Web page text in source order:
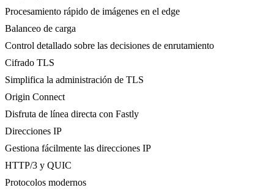
Procesamiento rápido de imágenes en el edge
Balanceo de carga
Control detallado sobre las decisiones de enrutamiento
Cifrado TLS
Simplifica la administración de TLS
Origin Connect
Disfruta de línea directa con Fastly
Direcciones IP
Gestiona fácilmente las direcciones IP
HTTP/3 y QUIC
Protocolos modernos